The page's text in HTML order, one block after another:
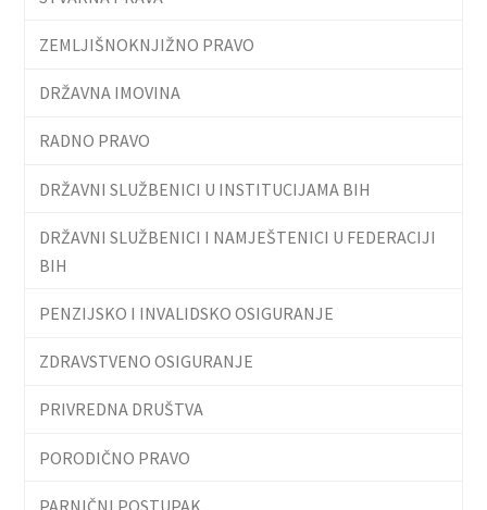
ZEMLJIŠNOKNJIŽNO PRAVO
DRŽAVNA IMOVINA
RADNO PRAVO
DRŽAVNI SLUŽBENICI U INSTITUCIJAMA BIH
DRŽAVNI SLUŽBENICI I NAMJEŠTENICI U FEDERACIJI
BIH
PENZIJSKO I INVALIDSKO OSIGURANJE
ZDRAVSTVENO OSIGURANJE
PRIVREDNA DRUŠTVA
PORODIČNO PRAVO
PARNIČNI POSTUPAK